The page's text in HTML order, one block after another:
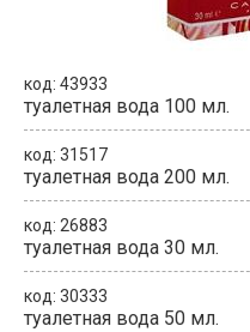
код: 43933
туалетная вода 100 мл.
код: 31517
туалетная вода 200 мл.
код: 26883
туалетная вода 30 мл.
код: 30333
туалетная вода 50 мл.